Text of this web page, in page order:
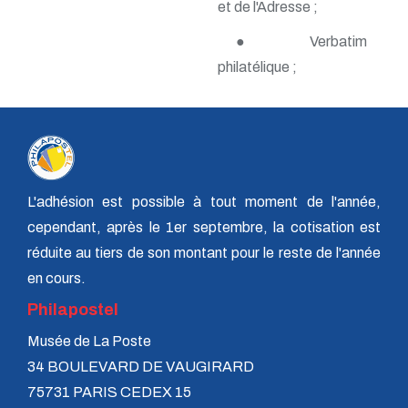
n° 133 - Octobre 2007
n° 128 - Juillet 2006
n° 127 - Avril 2006
n° 126 - Janvier 2006
n° 125 - Octobre 2005
n° 124 - Juillet 2005
n° 122 - Janvier 2005
n° 120 - Juillet 2004
n° 119 - Avril 2004
n° 117 - Octobre 2003
et de l'Adresse ;
● Verbatim
philatélique ;
L'adhésion est possible à tout moment de l'année,
cependant, après le 1er septembre, la cotisation est
réduite au tiers de son montant pour le reste de l'année
en cours.
Philapostel
Musée de La Poste
34 BOULEVARD DE VAUGIRARD
75731 PARIS CEDEX 15